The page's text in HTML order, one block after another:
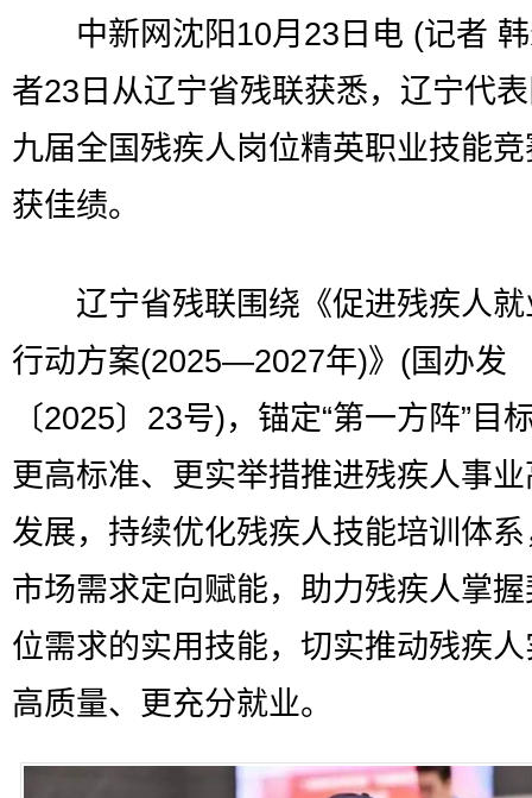
中新网沈阳10月23日电 (记者 韩
者23日从辽宁省残联获悉，辽宁代
九届全国残疾人岗位精英职业技能
获佳绩。
辽宁省残联围绕《促进残疾人就
行动方案(2025—2027年)》(国办发
〔2025〕23号)，锚定“第一方阵”目
更高标准、更实举措推进残疾人事
发展，持续优化残疾人技能培训体
市场需求定向赋能，助力残疾人掌
位需求的实用技能，切实推动残疾
高质量、更充分就业。